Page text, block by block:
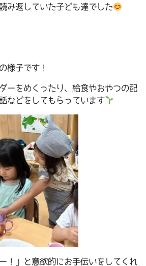
み返していた子ども達でした
様子です！
ーをめくったり、給食やおやつの配
などをしてもらっています
！」と意欲的にお手伝いをしてくれ